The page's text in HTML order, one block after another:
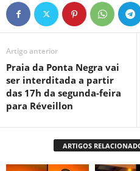
Artigo anterior
Praia da Ponta Negra vai
ser interditada a partir
das 17h da segunda-feira
para Réveillon
ARTIGOS